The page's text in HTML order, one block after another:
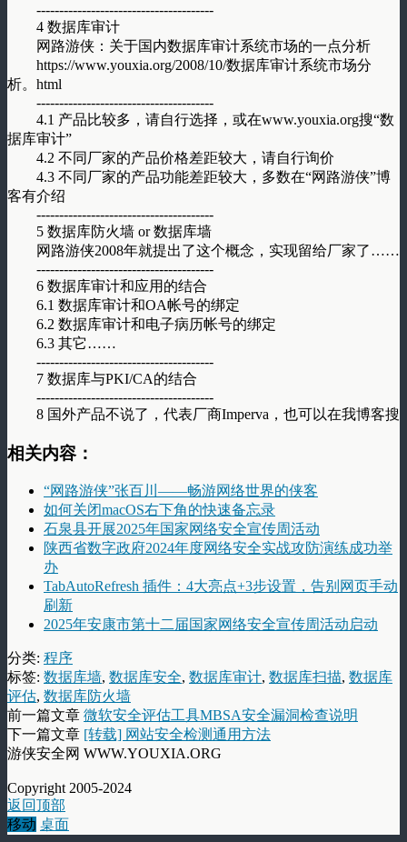
---------------------------------------
4 数据库审计
网路游侠：关于国内数据库审计系统市场的一点分析
https://www.youxia.org/2008/10/数据库审计系统市场分
析。html
---------------------------------------
4.1 产品比较多，请自行选择，或在www.youxia.org搜“数
据库审计”
4.2 不同厂家的产品价格差距较大，请自行询价
4.3 不同厂家的产品功能差距较大，多数在“网路游侠”博
客有介绍
---------------------------------------
5 数据库防火墙 or 数据库墙
网路游侠2008年就提出了这个概念，实现留给厂家了……
---------------------------------------
6 数据库审计和应用的结合
6.1 数据库审计和OA帐号的绑定
6.2 数据库审计和电子病历帐号的绑定
6.3 其它……
---------------------------------------
7 数据库与PKI/CA的结合
---------------------------------------
8 国外产品不说了，代表厂商Imperva，也可以在我博客搜
相关内容：
“网路游侠”张百川——畅游网络世界的侠客
如何关闭macOS右下角的快速备忘录
石泉县开展2025年国家网络安全宣传周活动
陕西省数字政府2024年度网络安全实战攻防演练成功举
办
TabAutoRefresh 插件：4大亮点+3步设置，告别网页手动
刷新
2025年安康市第十二届国家网络安全宣传周活动启动
分类: 程序
标签: 数据库墙, 数据库安全, 数据库审计, 数据库扫描, 数据库
评估, 数据库防火墙
前一篇文章 微软安全评估工具MBSA安全漏洞检查说明
下一篇文章 [转载] 网站安全检测通用方法
游侠安全网 WWW.YOUXIA.ORG
Copyright 2005-2024
返回顶部
移动 桌面